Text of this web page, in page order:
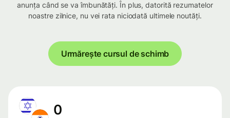
anunța când se va îmbunătăți. În plus, datorită rezumatelor
noastre zilnice, nu vei rata niciodată ultimele noutăți.
Urmărește cursul de schimb
0